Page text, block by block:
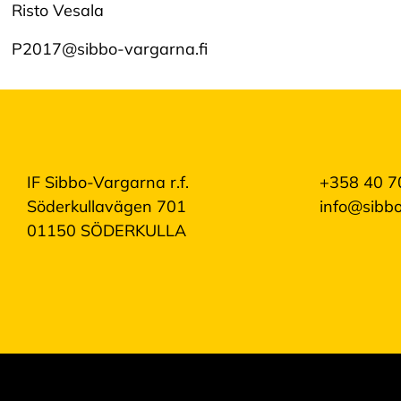
p
e
a
o
o
k
i
e
Risto Vesala
P2017@sibbo-vargarna.fi
IF Sibbo-Vargarna r.f.
Söderkullavägen 701
01150 SÖDERKULLA
+358 40